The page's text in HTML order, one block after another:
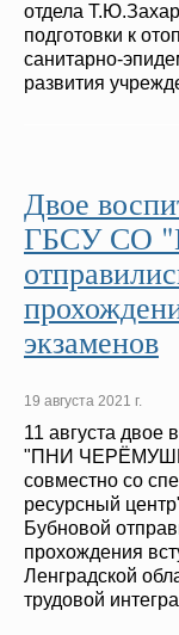
отдела
подготовки к
санитарно-
развития
Двое
ГБСУ СО
экзаменов
19 августа 2021 г.
11 августа двое
"ПНИ
совместно со
ресурсный
Бубновой
прохождения
Ленградской
трудовой